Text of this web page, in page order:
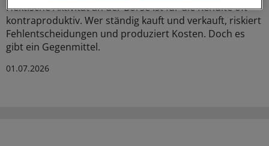
Hektische Aktivität an der Börse ist für die Rendite oft
kontraproduktiv. Wer ständig kauft und verkauft, riskiert
Fehlentscheidungen und produziert Kosten. Doch es
gibt ein Gegenmittel.
01.07.2026